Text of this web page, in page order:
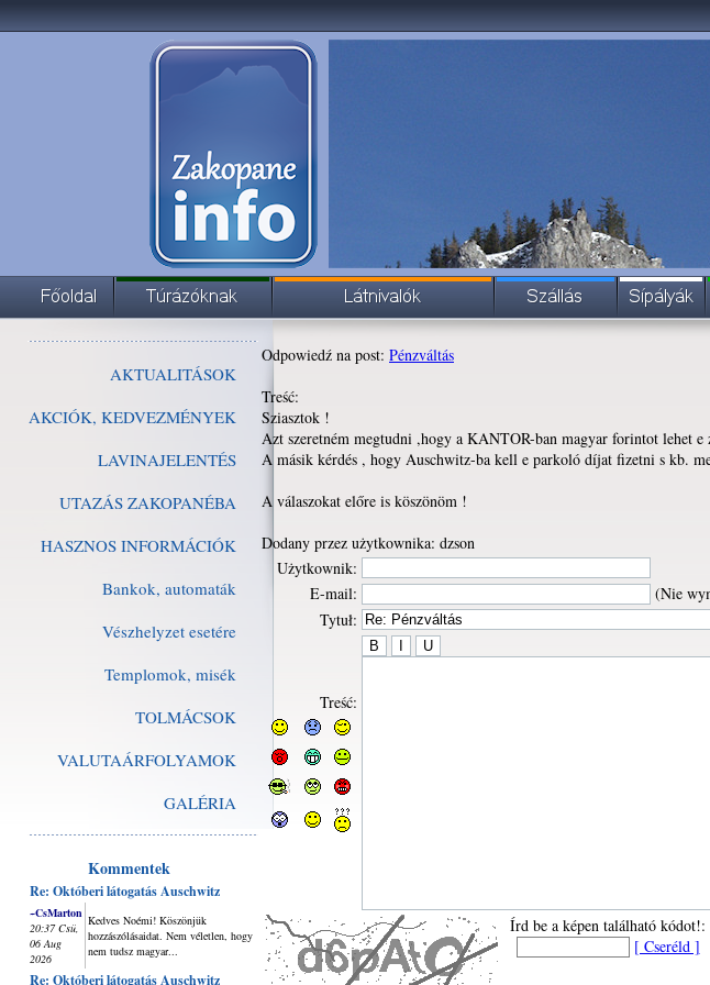
AKTUALITÁSOK
AKCIÓK, KEDVEZMÉNYEK
LAVINAJELENTÉS
UTAZÁS ZAKOPANÉBA
HASZNOS INFORMÁCIÓK
Bankok, automaták
Vészhelyzet esetére
Templomok, misék
TOLMÁCSOK
VALUTAÁRFOLYAMOK
GALÉRIA
Kommentek
Re: Októberi látogatás Auschwitz
~CsMarton
20:37 Csü,
06 Aug
2026
Kedves Noémi! Köszönjük
hozzászólásaidat. Nem véletlen, hogy
nem tudsz magyar...
Re: Októberi látogatás Auschwitz
Odpowiedź na post: Pénzváltás
Treść:
Sziasztok !
Azt szeretném megtudni ,hogy a KANTOR-ban magyar forintot lehet
A másik kérdés , hogy Auschwitz-ba kell e parkoló díjat fizetni s kb.
A válaszokat előre is köszönöm !
Dodany przez użytkownika: dzson
Użytkownik:
E-mail:
(Nie
Tytuł:
Treść:
Írd be a képen található kódot!:
[ Cseréld ]